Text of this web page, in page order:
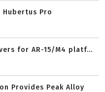
Pro
for AR-15/M4 platf...
Provides Peak Alloy